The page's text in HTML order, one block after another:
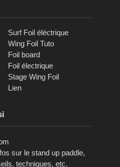
Surf Foil éléctrique
Wing Foil Tuto
Foil board
Foil électrique
Stage Wing Foil
Lien
sur le stand up paddle,
techniques, etc.